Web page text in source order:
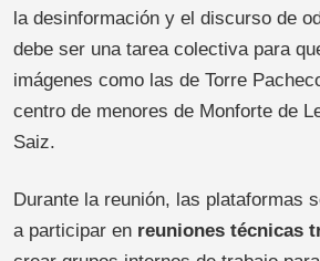
la desinformación y el discurso de
debe ser una tarea colectiva para
imágenes como las de Torre
centro de menores de Monforte de
Saiz.
Durante la reunión, las plataformas
a participar en reuniones técnicas